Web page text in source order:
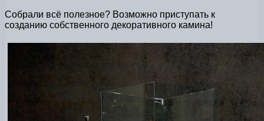
Собрали всё полезное? Возможно приступать к
созданию собственного декоративного камина!